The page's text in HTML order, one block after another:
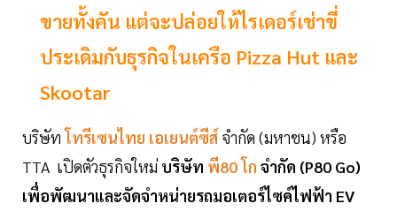
ขายทั้งคัน แต่จะปล่อยให้ไรเดอร์เช่าขี่
ประเดิมกับธุรกิจในเครือ Pizza Hut และ
Skootar
บริษัทโทรีเซนไทย เอเยนต์ซีส์ จำกัด (มหาชน) หรือ
TTA เปิดตัวธุรกิจใหม่ บริษัท พี80 โก จำกัด (P80 Go)
เพื่อพัฒนาและจัดจำหน่ายรถมอเตอร์ไซค์ไฟฟ้า EV